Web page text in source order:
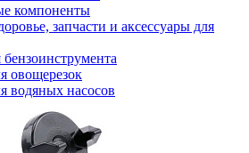
компоненты
запчасти и аксессуары для
бензоинструмента
овощерезок
водяных насосов